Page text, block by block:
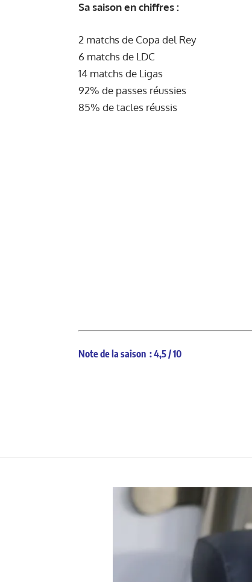
Sa saison en chiffres :
2 matchs de Copa del Rey
6 matchs de LDC
14 matchs de Ligas
92% de passes réussies
85% de tacles réussis
Note de la saison : 4,5 / 10